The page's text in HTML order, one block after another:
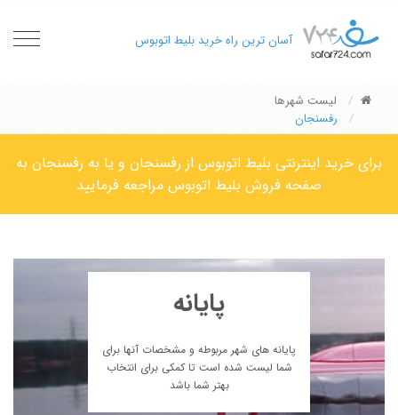
آسان ترین راه خرید بلیط اتوبوس
لیست شهرها
رفسنجان
برای خرید اینترنتی بلیط اتوبوس از رفسنجان و یا به رفسنجان به
صفحه فروش بلیط اتوبوس مراجعه فرمایید
پایانه
پایانه های شهر مربوطه و مشخصات آنها برای
شما لیست شده است تا کمکی برای انتخاب
بهتر شما باشد